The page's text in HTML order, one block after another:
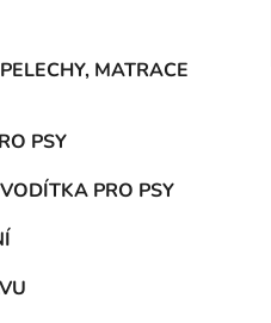
MATRACE
PSY
PRO PSY